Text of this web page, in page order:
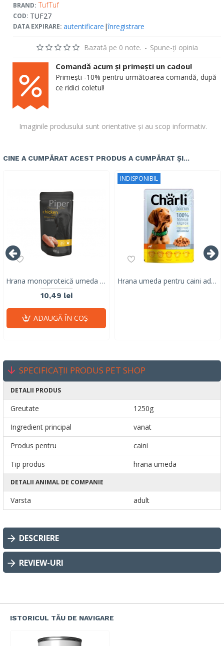
BRAND: TufTuf
COD: TUF27
DATA EXPIRARE: autentificare |înregistrare
Bazată pe 0 note. - Spune-ţi opinia
Imaginile produsului sunt orientative și au scop informativ.
Comandă acum și primești un cadou!
Primești -10% pentru următoarea comandă, după
ce ridici coletul!
CINE A CUMPĂRAT ACEST PRODUS A CUMPĂRAT ȘI...
Hrana monoproteică umeda pentru caini adulti Piper Pure, pui & orez brun, 150g
10,49 lei
ADAUGĂ ÎN COŞ
INDISPONIBIL
Hrana umeda pentru caini adulti, CHARLI, pui, 100 G
SPECIFICAȚII PRODUS PET SHOP
DETALII PRODUS
Greutate
1250g
Ingredient principal
vanat
Produs pentru
caini
Tip produs
hrana umeda
DETALII ANIMAL DE COMPANIE
Varsta adult
DESCRIERE
REVIEW-URI
ISTORICUL TĂU DE NAVIGARE